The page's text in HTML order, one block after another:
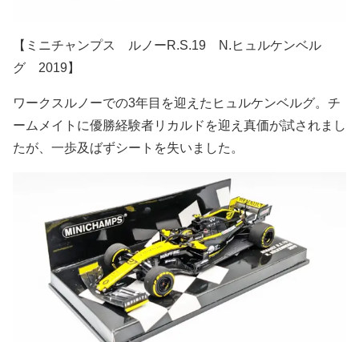
【ミニチャンプス ルノーR.S.19 N.ヒュルケンベル
グ 2019】
ワークスルノーでの3年目を迎えたヒュルケンベルグ。チ
ームメイトに優勝経験者リカルドを迎え真価が試されまし
たが、一歩及ばずシートを失いました。